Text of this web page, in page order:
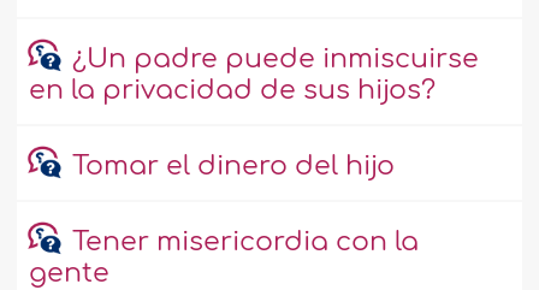
¿Un padre puede inmiscuirse
en la privacidad de sus hijos?
Tomar el dinero del hijo
Tener misericordia con la
gente